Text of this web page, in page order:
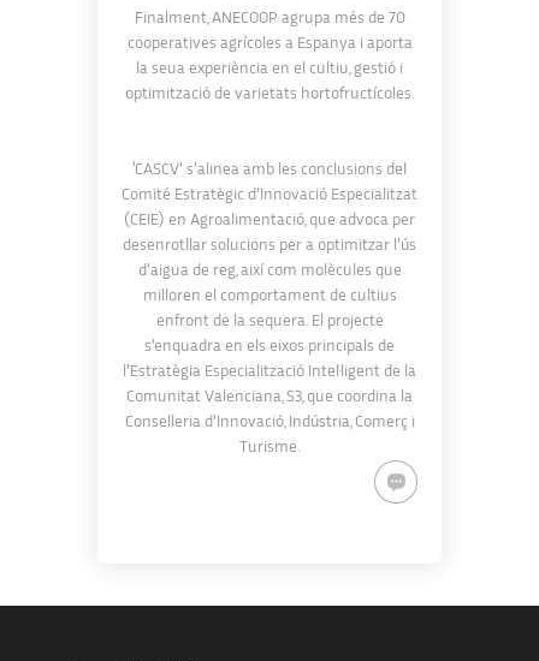
Finalment, ANECOOP agrupa més de 70
cooperatives agrícoles a Espanya i aporta
la seua experiència en el cultiu, gestió i
optimització de varietats hortofructícoles.
‘CASCV’ s’alinea amb les conclusions del
Comité Estratègic d’Innovació Especialitzat
(CEIE) en Agroalimentació, que advoca per
desenrotllar solucions per a optimitzar l’ús
d’aigua de reg, així com molècules que
milloren el comportament de cultius
enfront de la sequera. El projecte
s’enquadra en els eixos principals de
l’Estratègia Especialització Intel·ligent de la
Comunitat Valenciana, S3, que coordina la
Conselleria d’Innovació, Indústria, Comerç i
Turisme.